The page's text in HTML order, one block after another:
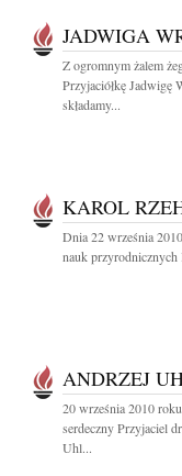
JADWIGA
Z ogromnym żalem
Przyjaciółkę Jadwigę
składamy...
KAROL
Dnia 22 września
nauk przyrodnicznych
ANDRZEJ
20 września 2010
serdeczny Przyjaciel
Uhl...